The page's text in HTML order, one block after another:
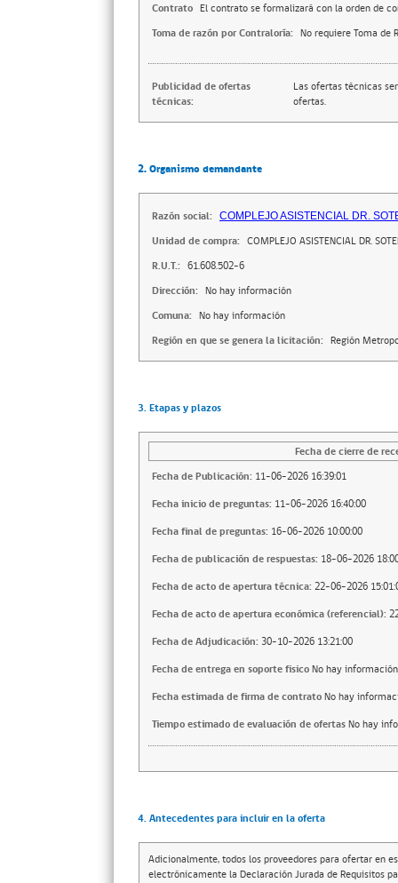
Contrato El contrato se formalizará con la orden de
Toma de razón por Contraloría: No requiere Toma de
Publicidad de ofertas
técnicas:
Las ofertas técnicas
ofertas.
2. Organismo demandante
Razón social: COMPLEJO ASISTENCIAL DR.
Unidad de compra: COMPLEJO ASISTENCIAL DR.
R.U.T.: 61.608.502-6
Dirección: No hay información
Comuna: No hay información
Región en que se genera la licitación: Región
3. Etapas y plazos
Fecha de cierre de
Fecha de Publicación: 11-06-2026 16:39:01
Fecha inicio de preguntas: 11-06-2026 16:40:00
Fecha final de preguntas: 16-06-2026 10:00:00
Fecha de publicación de respuestas: 18-06-2026
Fecha de acto de apertura técnica: 22-06-2026
Fecha de acto de apertura económica (referencial):
Fecha de Adjudicación: 30-10-2026 13:21:00
Fecha de entrega en soporte fisicoNo hay información
Fecha estimada de firma de contratoNo hay
Tiempo estimado de evaluación de ofertasNo hay
4. Antecedentes para incluir en la oferta
Adicionalmente, todos los proveedores para ofertar en
electrónicamente la Declaración Jurada de Requisitos